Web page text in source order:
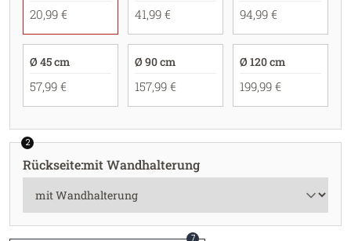
20,99 € 41,99 € 94,99 €
Ø 45 cm
57,99 €
Ø 90 cm
157,99 €
Ø 120 cm
199,99 €
2
Rückseite:mit Wandhalterung
7